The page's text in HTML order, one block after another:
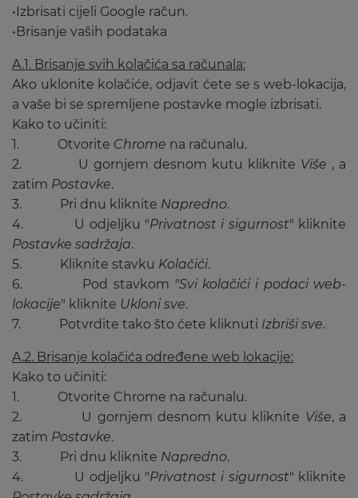
•Izbrisati cijeli Google račun.
•Brisanje vaših podataka
A.1. Brisanje svih kolačića sa računala:
Ako uklonite kolačiće, odjavit ćete se s web-lokacija,
a vaše bi se spremljene postavke mogle izbrisati.
Kako to učiniti:
1. Otvorite Chrome na računalu.
2. U gornjem desnom kutu kliknite Više , a
zatim Postavke.
3. Pri dnu kliknite Napredno.
4. U odjeljku "Privatnost i sigurnost" kliknite
Postavke sadržaja.
5. Kliknite stavku Kolačići.
6. Pod stavkom "Svi kolačići i podaci web-
lokacije" kliknite Ukloni sve.
7. Potvrdite tako što ćete kliknuti Izbriši sve.
A.2. Brisanje kolačića određene web lokacije:
Kako to učiniti:
1. Otvorite Chrome na računalu.
2. U gornjem desnom kutu kliknite Više, a
zatim Postavke.
3. Pri dnu kliknite Napredno.
4. U odjeljku "Privatnost i sigurnost" kliknite